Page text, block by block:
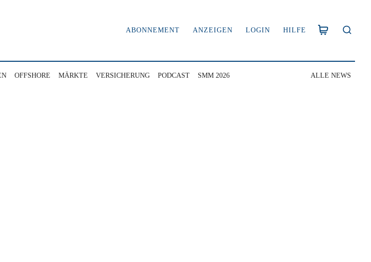
ABONNEMENT ANZEIGEN LOGIN HILFE
OFFSHORE MÄRKTE VERSICHERUNG PODCAST SMM 2026 ALLE NEWS